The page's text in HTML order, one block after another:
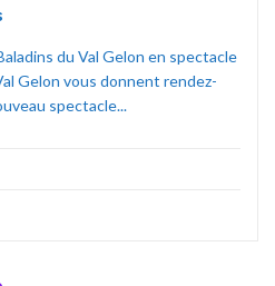
du Val Gelon en spectacle
Gelon vous donnent rendez-
spectacle...